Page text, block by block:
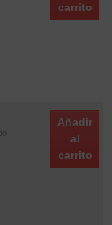
carrito
Añadir
al
carrito